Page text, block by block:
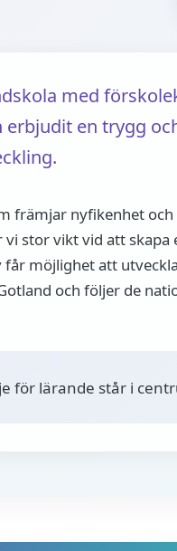
med
erbjudit en trygg
främjar nyfikenhet och
stor vikt vid att skapa
möjlighet att
och följer de
för lärande står i